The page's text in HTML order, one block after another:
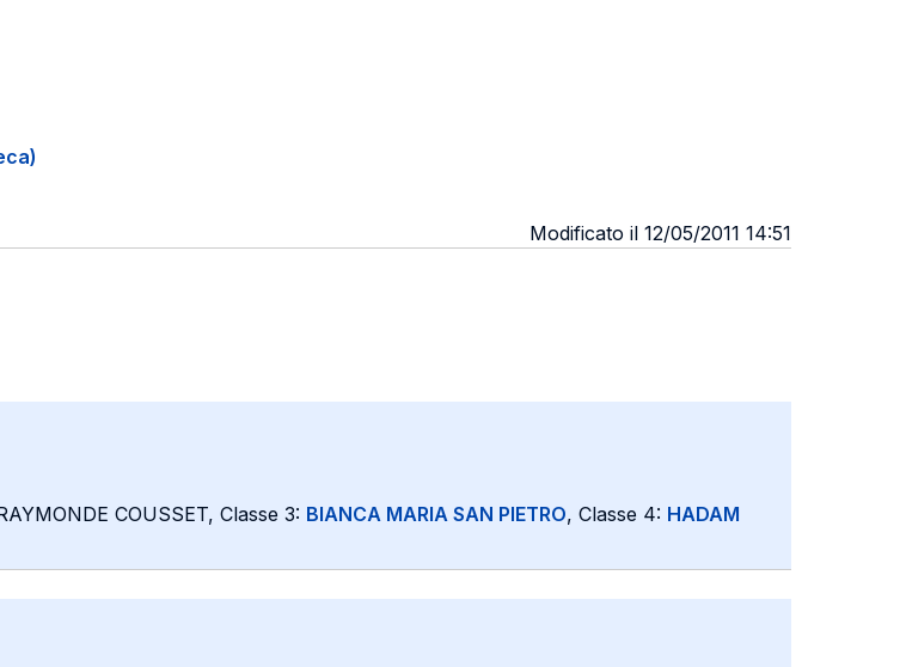
Modificato il 12/05/2011 14:51
COUSSET, Classe 3: BIANCA MARIA SAN PIETRO, Classe 4: HADAM